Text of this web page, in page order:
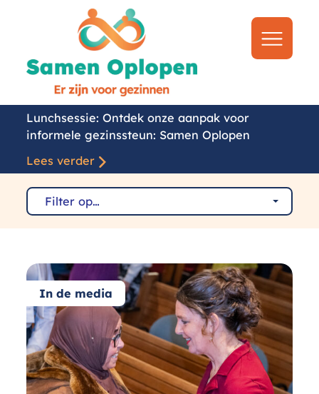
Naar
menu
Lunchsessie: Ontdek onze aanpak voor
informele gezinssteun: Samen Oplopen
Lees verder
Filter op…
Algemeen
In de media
Nieuws
Organisatie
Overig
In de media